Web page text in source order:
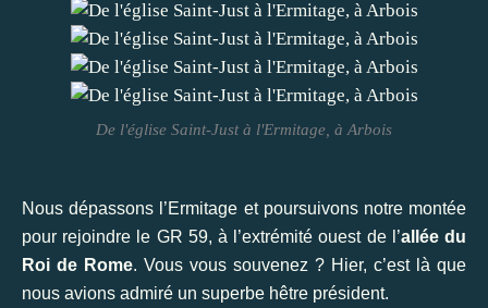
De l'église Saint-Just à l'Ermitage, à Arbois
Nous dépassons l’Ermitage et poursuivons notre montée
pour rejoindre le GR 59, à l’extrémité ouest de l’allée du
Roi de Rome. Vous vous souvenez ? Hier, c’est là que
nous avions admiré un superbe hêtre président.